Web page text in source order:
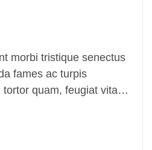
morbi tristique senectus
fames ac turpis
quam, feugiat vitae,